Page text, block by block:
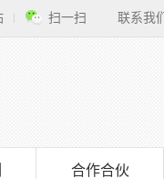
联系我们
扫一扫
合作合伙